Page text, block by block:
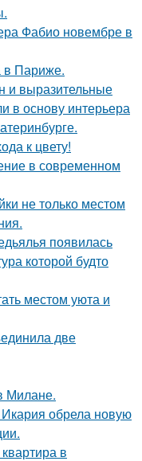
Фабио новембре в
в Париже.
и выразительные
в основу интерьера
к цвету!
в современном
не только местом
появилась
которой будто
местом уюта и
две
Милане.
обрела новую
в